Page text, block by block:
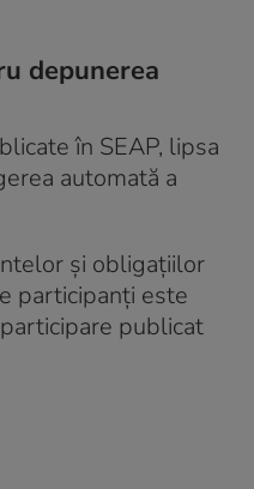
depunerea
în SEAP, lipsa
automată a
și obligațiilor
participanți este
publicat